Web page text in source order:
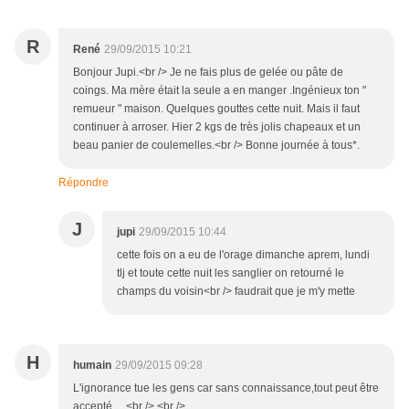
R René 29/09/2015 10:21
Bonjour Jupi.<br /> Je ne fais plus de gelée ou pâte de
coings. Ma mère était la seule a en manger .Ingénieux ton "
remueur " maison. Quelques gouttes cette nuit. Mais il faut
continuer à arroser. Hier 2 kgs de très jolis chapeaux et un
beau panier de coulemelles.<br /> Bonne journée à tous*.
Répondre
J jupi 29/09/2015 10:44
cette fois on a eu de l'orage dimanche aprem, lundi
tlj et toute cette nuit les sanglier on retourné le
champs du voisin<br /> faudrait que je m'y mette
H humain 29/09/2015 09:28
L'ignorance tue les gens car sans connaissance,tout peut être
accepté.....<br /> <br />